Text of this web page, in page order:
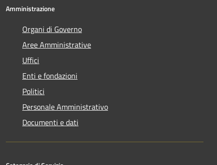
Amministrazione
Organi di Governo
Aree Amministrative
Uffici
Enti e fondazioni
Politici
Personale Amministrativo
Documenti e dati